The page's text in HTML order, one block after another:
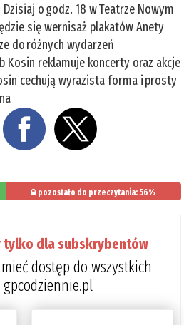
Dzisiaj o godz. 18 w Teatrze Nowym
się wernisaż plakatów Anety
do różnych wydarzeń
Kosin reklamuje koncerty oraz akcje
cechują wyrazista forma i prosty
pozostało do przeczytania: 56%
tylko dla subskrybentów
dostęp do wszystkich